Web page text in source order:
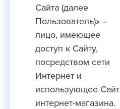
Сайта (далее
Пользователь)» –
лицо, имеющее
доступ к Сайту,
посредством сети
Интернет и
использующее Сайт
интернет-магазина.